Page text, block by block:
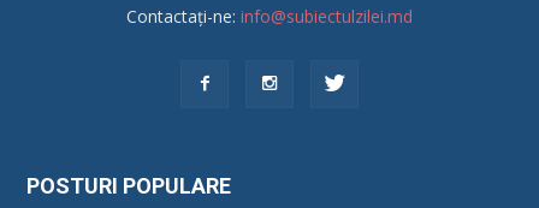
Contactați-ne: info@subiectulzilei.md
POSTURI POPULARE